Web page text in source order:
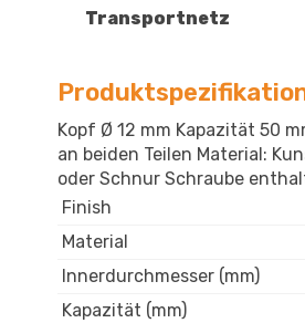
Transportnetz
Kopf Ø 12 mm Kapazität 50
an beiden Teilen Material:
oder Schnur Schraube
Finish
Material
Innerdurchmesser (mm)
Kapazität (mm)